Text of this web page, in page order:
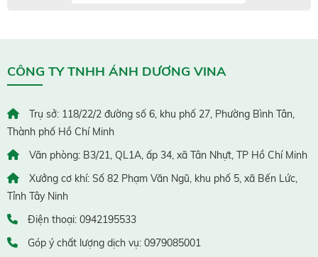
CÔNG TY TNHH ÁNH DƯƠNG VINA
Trụ sở: 118/22/2 đường số 6, khu phố 27, Phường Bình Tân,
Thành phố Hồ Chí Minh
Văn phòng: B3/21, QL1A, ấp 34, xã Tân Nhựt, TP Hồ Chí Minh
Xưởng cơ khí: Số 82 Phạm Văn Ngũ, khu phố 5, xã Bến Lức,
Tỉnh Tây Ninh
Điện thoại: 0942195533
Góp ý chất lượng dịch vụ: 0979085001